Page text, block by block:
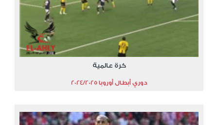
كرة عالمية
دوري أبطال أوروبا 2024/2025